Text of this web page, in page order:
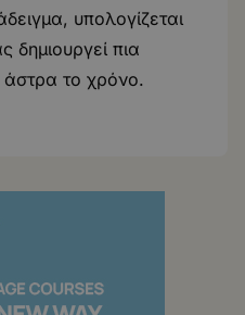
υπολογίζεται
δημιουργεί πια
το χρόνο.